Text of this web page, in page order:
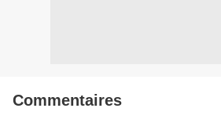
Commentaires